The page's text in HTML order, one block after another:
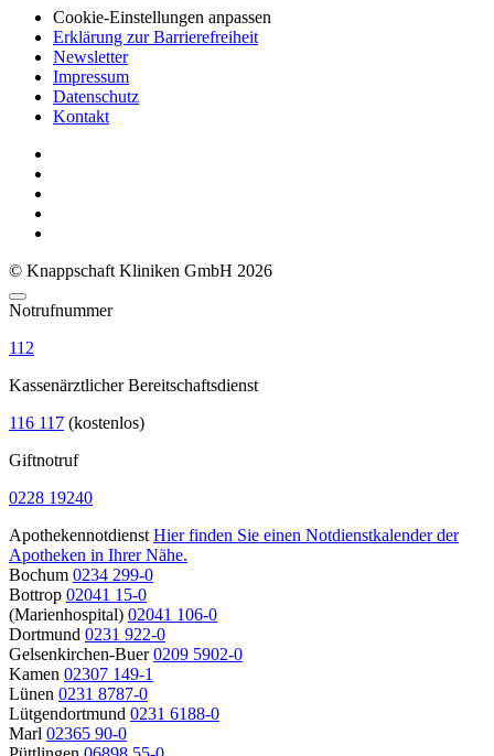
Cookie-Einstellungen anpassen
Erklärung zur Barrierefreiheit
Newsletter
Impressum
Datenschutz
Kontakt
© Knappschaft Kliniken GmbH 2026
Notrufnummer
112
Kassenärztlicher Bereitschaftsdienst
116 117 (kostenlos)
Giftnotruf
0228 19240
Apothekennotdienst Hier finden Sie einen Notdienstkalender der
Apotheken in Ihrer Nähe.
Bochum 0234 299-0
Bottrop 02041 15-0
(Marienhospital) 02041 106-0
Dortmund 0231 922-0
Gelsenkirchen-Buer 0209 5902-0
Kamen 02307 149-1
Lünen 0231 8787-0
Lütgendortmund 0231 6188-0
Marl 02365 90-0